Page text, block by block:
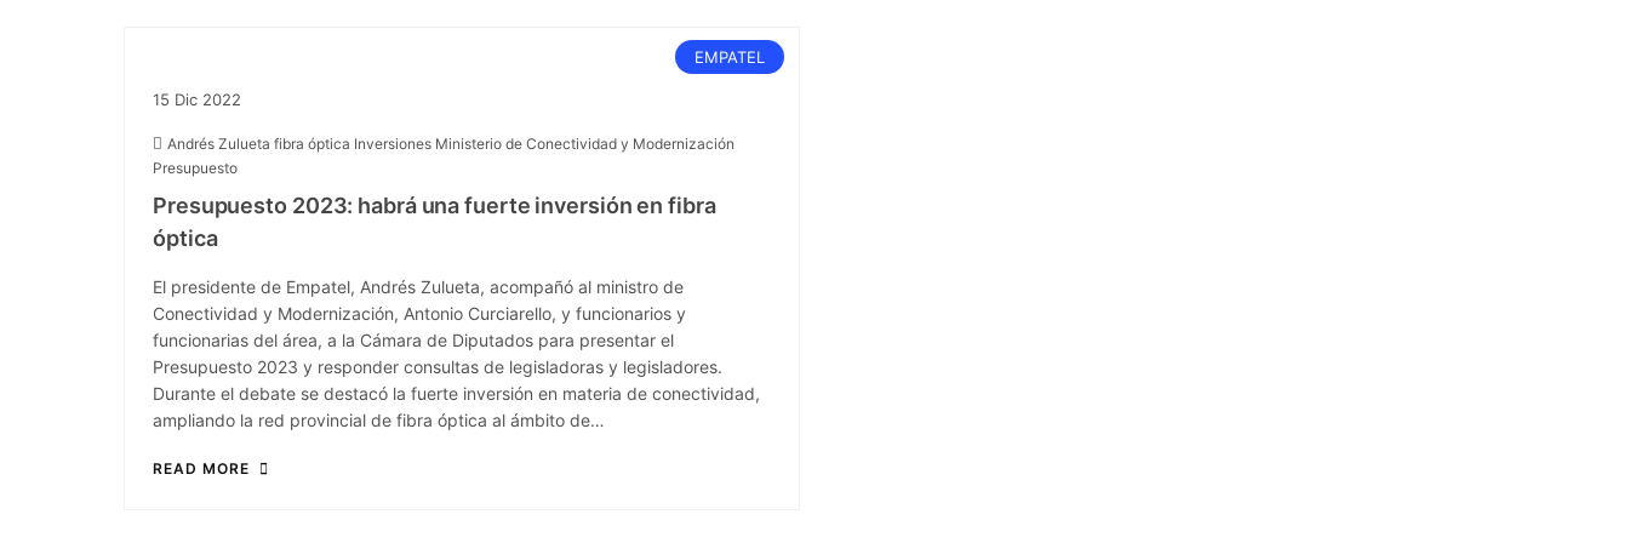
EMPATEL
15 Dic 2022
Andrés Zulueta fibra óptica Inversiones Ministerio de Conectividad y Modernización
Presupuesto
Presupuesto 2023: habrá una fuerte inversión en fibra
óptica
El presidente de Empatel, Andrés Zulueta, acompañó al ministro de
Conectividad y Modernización, Antonio Curciarello, y funcionarios y
funcionarias del área, a la Cámara de Diputados para presentar el
Presupuesto 2023 y responder consultas de legisladoras y legisladores.
Durante el debate se destacó la fuerte inversión en materia de conectividad,
ampliando la red provincial de fibra óptica al ámbito de…
READ MORE